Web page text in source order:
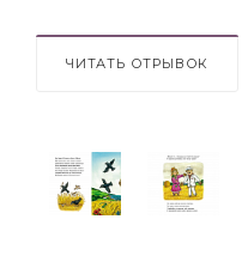
ЧИТАТЬ ОТРЫВОК